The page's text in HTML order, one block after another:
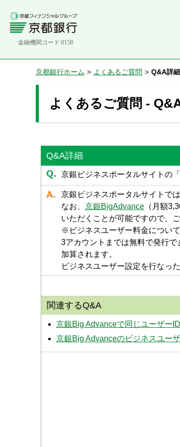
金融機関コード:0158
京都銀行ホーム > よくあるご質問 > Q&A詳細
よくあるご質問 -
Q&A詳細
京銀ビジネスポータルサイトの
京銀ビジネスポータルサイトで
なお、 京銀BigAdvance （月額
いただくことが可能ですので、
※ビジネスユーザー料金について
3アカウントまでは無料で発行
加算されます。
ビジネスユーザー設定を行なっ
関連するQ&A
京銀Big Advanceで同じユーザー
京銀Big Advanceのビジネスユー